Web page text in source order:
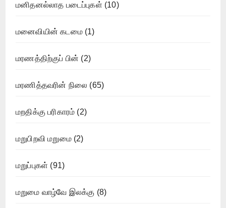
மனிதனல்லாத படைப்புகள் (10)
மனைவியின் கடமை(1)
மரணத்திற்குப் பின் (2)
மரணித்தவரின் நிலை (65)
மறதிக்கு பரிகாரம் (2)
மறுபிறவி மறுமை(2)
மறுப்புகள் (91)
மறுமை வாழ்வே இலக்கு (8)